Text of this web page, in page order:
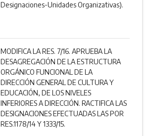
Designaciones-Unidades Organizativas).
MODIFICA LA RES. 7/16. APRUEBA LA
DESAGREGACIÓN DE LA ESTRUCTURA
ORGÁNICO FUNCIONAL DE LA
DIRECCIÓN GENERAL DE CULTURA Y
EDUCACIÓN, DE LOS NIVELES
INFERIORES A DIRECCIÓN. RACTIFICA LAS
DESIGNACIONES EFECTUADAS LAS POR
RES.1178/14 Y 1333/15.